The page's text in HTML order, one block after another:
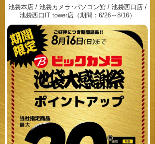
池袋本店 / 池袋カメラ･パソコン館 / 池袋西口店 /
池袋西口IT tower店（期間：6/26～8/16）